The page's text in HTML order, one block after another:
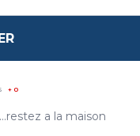
+ 0
a la maison